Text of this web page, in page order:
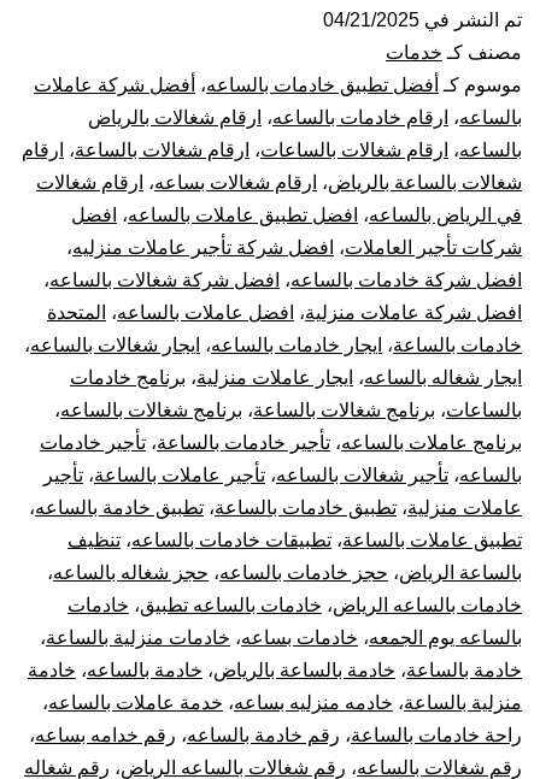
بالساعة
بالرياض
عاملات
بالساعة
في
الرياض
تم النشر في 04/21/2025
مصنف كـ خدمات
موسوم كـ أفضل تطبيق خادمات بالساعه، أفضل شركة عاملات
بالساعه، ارقام خادمات بالساعه، ارقام شغالات بالرياض
بالساعه، ارقام شغالات بالساعات، ارقام شغالات بالساعة، ارقام
شغالات بالساعة بالرياض، ارقام شغالات بساعه، ارقام شغالات
في الرياض بالساعه، افضل تطبيق عاملات بالساعه، افضل
شركات تأجير العاملات، افضل شركة تأجير عاملات منزليه،
افضل شركة خادمات بالساعه، افضل شركة شغالات بالساعه،
افضل شركة عاملات منزلية، افضل عاملات بالساعه، المتحدة
خادمات بالساعة، ايجار خادمات بالساعه، ايجار شغالات بالساعه،
ايجار شغاله بالساعه، ايجار عاملات منزلية، برنامج خادمات
بالساعات، برنامج شغالات بالساعة، برنامج شغالات بالساعه،
برنامج عاملات بالساعه، تأجير خادمات بالساعة، تأجير خادمات
بالساعه، تأجير شغالات بالساعه، تأجير عاملات بالساعة، تأجير
عاملات منزلية، تطبيق خادمات بالساعة، تطبيق خادمة بالساعه،
تطبيق عاملات بالساعة، تطبيقات خادمات بالساعه، تنظيف
بالساعة الرياض، حجز خادمات بالساعه، حجز شغاله بالساعه،
خادمات بالساعه الرياض، خادمات بالساعه تطبيق، خادمات
بالساعه يوم الجمعه، خادمات بساعه، خادمات منزلية بالساعة،
خادمة بالساعة، خادمة بالساعة بالرياض، خادمة بالساعه، خادمة
منزلية بالساعة، خادمه منزليه بساعه، خدمة عاملات بالساعه،
راحة خادمات بالساعة، رقم خادمة بالساعه، رقم خدامه بساعه،
رقم شغالات بالساعه، رقم شغالات بالساعه الرياض، رقم شغاله